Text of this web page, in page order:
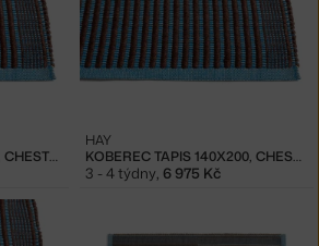
KOBEREC TAPIS 80X200, CHESTNUT & BLUE KOBEREC TAPIS 140X200, CHESTNUT & BLUE
HAY
3 - 4 týdny, 6 975 Kč